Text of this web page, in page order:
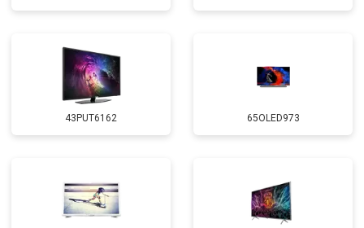
43PUT6162 65OLED973